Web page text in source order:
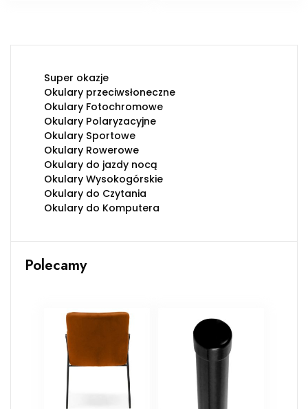
Super okazje
Okulary przeciwsłoneczne
Okulary Fotochromowe
Okulary Polaryzacyjne
Okulary Sportowe
Okulary Rowerowe
Okulary do jazdy nocą
Okulary Wysokogórskie
Okulary do Czytania
Okulary do Komputera
Polecamy